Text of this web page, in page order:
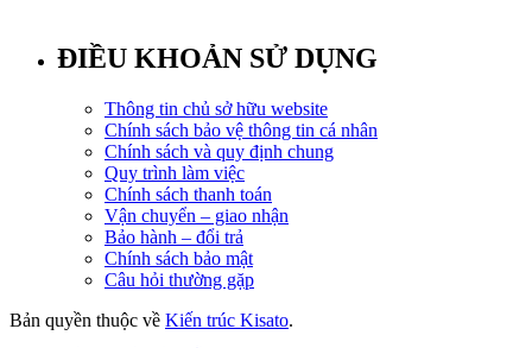
ĐIỀU KHOẢN SỬ DỤNG
Thông tin chủ sở hữu website
Chính sách bảo vệ thông tin cá nhân
Chính sách và quy định chung
Quy trình làm việc
Chính sách thanh toán
Vận chuyển – giao nhận
Bảo hành – đổi trả
Chính sách bảo mật
Câu hỏi thường gặp
Bản quyền thuộc về Kiến trúc Kisato.